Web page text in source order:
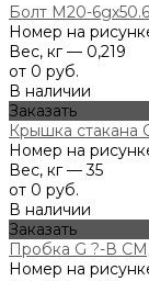
Болт М20-
Номер на
Вес, кг — 0,219
от 0 руб.
В наличии
Заказать
Крышка стакана
Номер на
Вес, кг — 35
от 0 руб.
В наличии
Заказать
Пробка G ?-В
Номер на